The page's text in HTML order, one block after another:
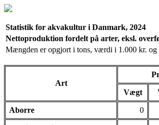
Statistik for akvakultur i Danmark, 2024
Nettoproduktion fordelt på arter, eksl.
Mængden er opgjort i tons, værdi i 1.000 kr.
Art
Vægt
Aborre 0